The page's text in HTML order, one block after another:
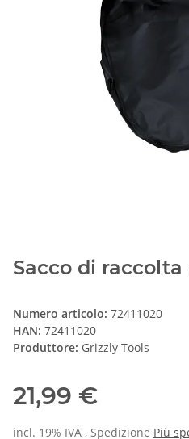
Sacco di
Numero articolo: 72411020
HAN: 72411020
Produttore: Grizzly Tools
21,99 €
incl. 19% IVA , Spedizione Più